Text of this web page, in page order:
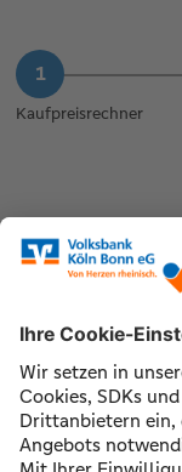
Kaufpreisrechner
unverbindliche
einen Schritt
erhältst du eine
Kaufpreishöhe wir
um dies bei